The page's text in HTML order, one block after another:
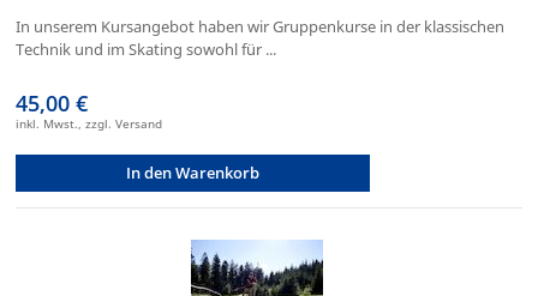
In unserem Kursangebot haben wir Gruppenkurse in der klassischen
Technik und im Skating sowohl für ...
45,00 €
inkl. Mwst., zzgl. Versand
In den Warenkorb